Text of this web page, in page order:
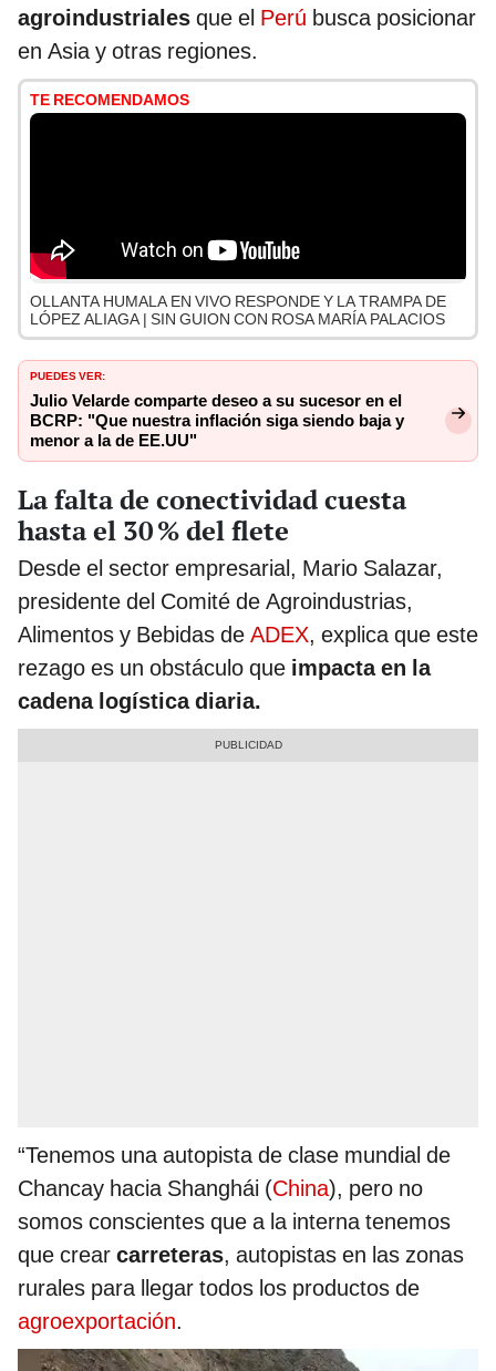
agroindustriales que el Perú busca posicionar
en Asia y otras regiones.
TE RECOMENDAMOS
OLLANTA HUMALA EN VIVO RESPONDE Y LA TRAMPA DE
LÓPEZ ALIAGA | SIN GUION CON ROSA MARÍA PALACIOS
PUEDES VER:
Julio Velarde comparte deseo a su sucesor en el
BCRP: "Que nuestra inflación siga siendo baja y
menor a la de EE.UU"
La falta de conectividad cuesta
hasta el 30 % del flete
Desde el sector empresarial, Mario Salazar,
presidente del Comité de Agroindustrias,
Alimentos y Bebidas de ADEX, explica que este
rezago es un obstáculo que impacta en la
cadena logística diaria.
“Tenemos una autopista de clase mundial de
Chancay hacia Shanghái (China), pero no
somos conscientes que a la interna tenemos
que crear carreteras, autopistas en las zonas
rurales para llegar todos los productos de
agroexportación.